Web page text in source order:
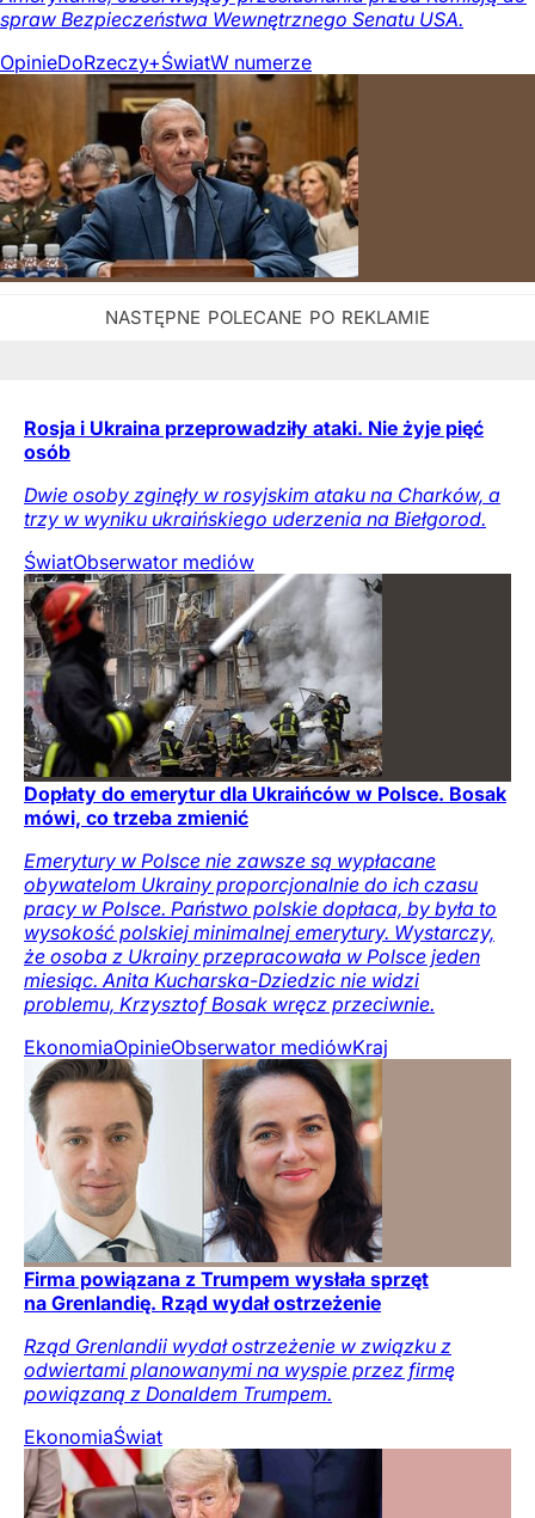
spraw Bezpieczeństwa Wewnętrznego Senatu USA.
OpinieDoRzeczy+ŚwiatW numerze
Rosja i Ukraina przeprowadziły ataki. Nie żyje pięć
osób
Dwie osoby zginęły w rosyjskim ataku na Charków, a
trzy w wyniku ukraińskiego uderzenia na Biełgorod.
ŚwiatObserwator mediów
Dopłaty do emerytur dla Ukraińców w Polsce. Bosak
mówi, co trzeba zmienić
Emerytury w Polsce nie zawsze są wypłacane
obywatelom Ukrainy proporcjonalnie do ich czasu
pracy w Polsce. Państwo polskie dopłaca, by była to
wysokość polskiej minimalnej emerytury. Wystarczy,
że osoba z Ukrainy przepracowała w Polsce jeden
miesiąc. Anita Kucharska-Dziedzic nie widzi
problemu, Krzysztof Bosak wręcz przeciwnie.
EkonomiaOpinieObserwator mediówKraj
Firma powiązana z Trumpem wysłała sprzęt
na Grenlandię. Rząd wydał ostrzeżenie
Rząd Grenlandii wydał ostrzeżenie w związku z
odwiertami planowanymi na wyspie przez firmę
powiązaną z Donaldem Trumpem.
EkonomiaŚwiat